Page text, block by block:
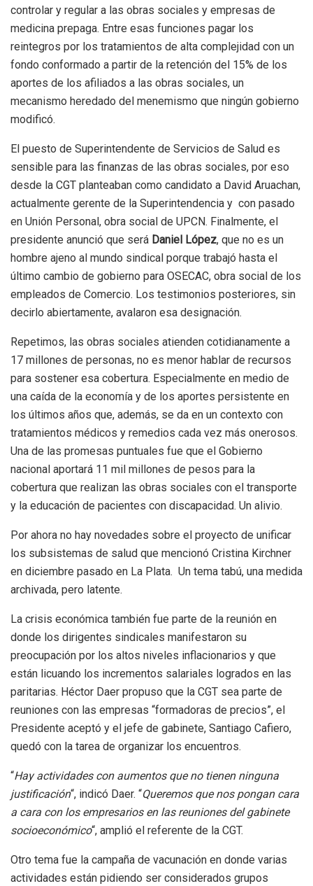
controlar y regular a las obras sociales y empresas de
medicina prepaga. Entre esas funciones pagar los
reintegros por los tratamientos de alta complejidad con un
fondo conformado a partir de la retención del 15% de los
aportes de los afiliados a las obras sociales, un
mecanismo heredado del menemismo que ningún gobierno
modificó.
El puesto de Superintendente de Servicios de Salud es
sensible para las finanzas de las obras sociales, por eso
desde la CGT planteaban como candidato a David Aruachan,
actualmente gerente de la Superintendencia y con pasado
en Unión Personal, obra social de UPCN. Finalmente, el
presidente anunció que será Daniel López, que no es un
hombre ajeno al mundo sindical porque trabajó hasta el
último cambio de gobierno para OSECAC, obra social de los
empleados de Comercio. Los testimonios posteriores, sin
decirlo abiertamente, avalaron esa designación.
Repetimos, las obras sociales atienden cotidianamente a
17 millones de personas, no es menor hablar de recursos
para sostener esa cobertura. Especialmente en medio de
una caída de la economía y de los aportes persistente en
los últimos años que, además, se da en un contexto con
tratamientos médicos y remedios cada vez más onerosos.
Una de las promesas puntuales fue que el Gobierno
nacional aportará 11 mil millones de pesos para la
cobertura que realizan las obras sociales con el transporte
y la educación de pacientes con discapacidad. Un alivio.
Por ahora no hay novedades sobre el proyecto de unificar
los subsistemas de salud que mencionó Cristina Kirchner
en diciembre pasado en La Plata. Un tema tabú, una medida
archivada, pero latente.
La crisis económica también fue parte de la reunión en
donde los dirigentes sindicales manifestaron su
preocupación por los altos niveles inflacionarios y que
están licuando los incrementos salariales logrados en las
paritarias. Héctor Daer propuso que la CGT sea parte de
reuniones con las empresas “formadoras de precios”, el
Presidente aceptó y el jefe de gabinete, Santiago Cafiero,
quedó con la tarea de organizar los encuentros.
“Hay actividades con aumentos que no tienen ninguna
justificación“, indicó Daer. “Queremos que nos pongan cara
a cara con los empresarios en las reuniones del gabinete
socioeconómico“, amplió el referente de la CGT.
Otro tema fue la campaña de vacunación en donde varias
actividades están pidiendo ser considerados grupos